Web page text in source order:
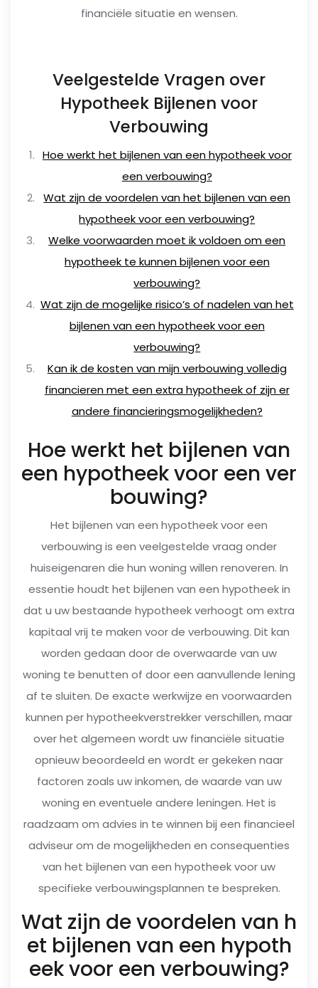
financiële situatie en wensen.
Veelgestelde Vragen over
Hypotheek Bijlenen voor
Verbouwing
Hoe werkt het bijlenen van een hypotheek voor
een verbouwing?
Wat zijn de voordelen van het bijlenen van een
hypotheek voor een verbouwing?
Welke voorwaarden moet ik voldoen om een
hypotheek te kunnen bijlenen voor een
verbouwing?
Wat zijn de mogelijke risico’s of nadelen van het
bijlenen van een hypotheek voor een
verbouwing?
Kan ik de kosten van mijn verbouwing volledig
financieren met een extra hypotheek of zijn er
andere financieringsmogelijkheden?
Hoe werkt het bijlenen van
een hypotheek voor een ver
bouwing?
Het bijlenen van een hypotheek voor een
verbouwing is een veelgestelde vraag onder
huiseigenaren die hun woning willen renoveren. In
essentie houdt het bijlenen van een hypotheek in
dat u uw bestaande hypotheek verhoogt om extra
kapitaal vrij te maken voor de verbouwing. Dit kan
worden gedaan door de overwaarde van uw
woning te benutten of door een aanvullende lening
af te sluiten. De exacte werkwijze en voorwaarden
kunnen per hypotheekverstrekker verschillen, maar
over het algemeen wordt uw financiële situatie
opnieuw beoordeeld en wordt er gekeken naar
factoren zoals uw inkomen, de waarde van uw
woning en eventuele andere leningen. Het is
raadzaam om advies in te winnen bij een financieel
adviseur om de mogelijkheden en consequenties
van het bijlenen van een hypotheek voor uw
specifieke verbouwingsplannen te bespreken.
Wat zijn de voordelen van h
et bijlenen van een hypoth
eek voor een verbouwing?